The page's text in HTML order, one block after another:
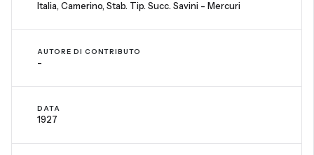
Italia, Camerino, Stab. Tip. Succ. Savini - Mercuri
AUTORE DI CONTRIBUTO
-
DATA
1927